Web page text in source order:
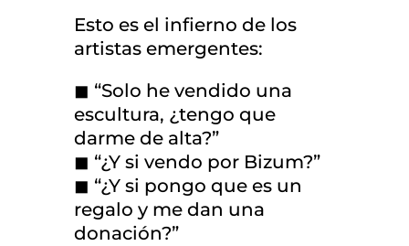
Esto es el infierno de los
artistas emergentes:
◼ “Solo he vendido una
escultura, ¿tengo que
darme de alta?”
◼ “¿Y si vendo por Bizum?”
◼ “¿Y si pongo que es un
regalo y me dan una
donación?”